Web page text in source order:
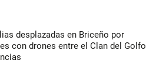
desplazadas en Briceño por
con drones entre el Clan del Golfo